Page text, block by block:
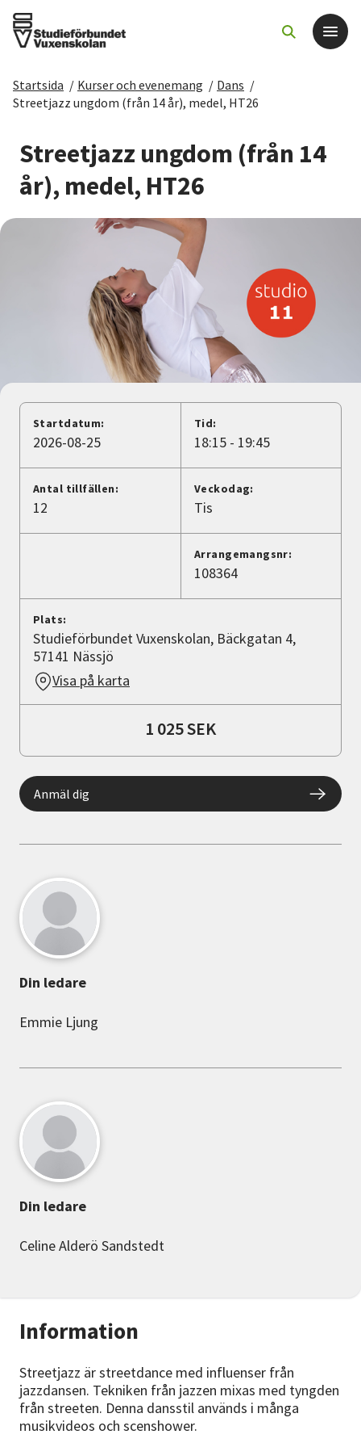
Det här gör vi
För dig som
Sök kurser och evenemang
Starta studiecirkel
Cirkelledare
Avdelningar
Lyssna
Startsida / Kurser och evenemang / Dans /
Streetjazz ungdom (från 14 år), medel, HT26
Streetjazz ungdom (från 14
år), medel, HT26
Information
Streetjazz är streetdance med influenser från
jazzdansen. Tekniken från jazzen mixas med tyngden
från streeten. Denna dansstil används i många
musikvideos och scenshower.
Startdatum:
2026-08-25
Tid:
18:15 - 19:45
Antal tillfällen:
12
Veckodag:
Tis
Arrangemangsnr:
108364
Plats:
Studieförbundet Vuxenskolan, Bäckgatan 4,
57141 Nässjö
Visa på karta
1 025 SEK
Anmäl dig
Din ledare
Emmie Ljung
Din ledare
Celine Alderö Sandstedt